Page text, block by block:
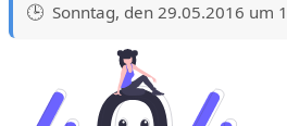
Sonntag, den 29.05.2016 um